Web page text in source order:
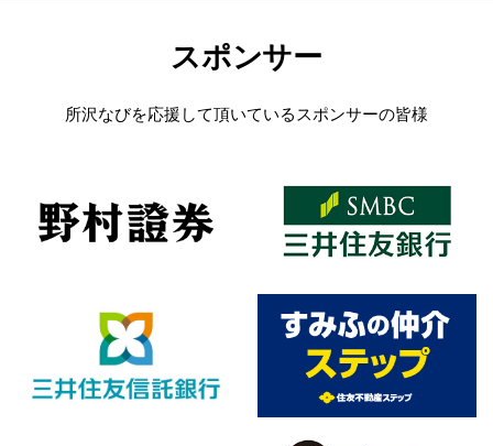
スポンサー
所沢なびを応援して頂いているスポンサーの皆様